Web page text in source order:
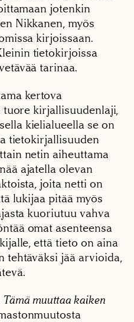
jotenkin
Nikkanen, myös
kirjoissaan.
tietokirjoissa
tarinaa.
kertova
kirjallisuudenlaji,
kielialueella se on
tietokirjallisuuden
netin aiheuttama
ajatella olevan
joita netti on
lukijaa pitää myös
kuoriutuu vahva
omat asenteensa
että tieto on aina
tehtäväksi jää arvioida,
Tämä muuttaa kaiken